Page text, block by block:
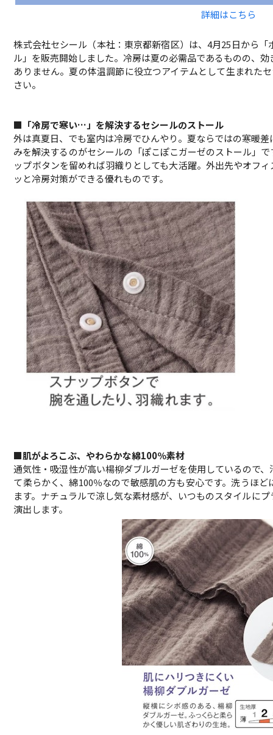
詳細はこちら
株式会社セシール（本社：東京都新宿区）は、4月25日から
ル」を販売開始しました。冷房は夏の必需品であるものの、
ありません。夏の体温調節に役立つアイテムとして生まれた
さい。
■「冷房で寒い…」を解決するセシールのストール
外は真夏日、でも室内は冷房でひんやり。夏ならではの寒暖
みを解決するのがセシールの「ぽこぽこガーゼのストール」
ップボタンを留めれば羽織りとしても大活躍。外出先やオフ
ッと冷房対策ができる優れものです。
■肌がよろこぶ、やわらかな綿100％素材
通気性・吸湿性が高い楊柳ダブルガーゼを使用しているので
て柔らかく、綿100％なので敏感肌の方も安心です。洗うほ
ます。ナチュラルで涼し気な素材感が、いつものスタイルに
演出します。